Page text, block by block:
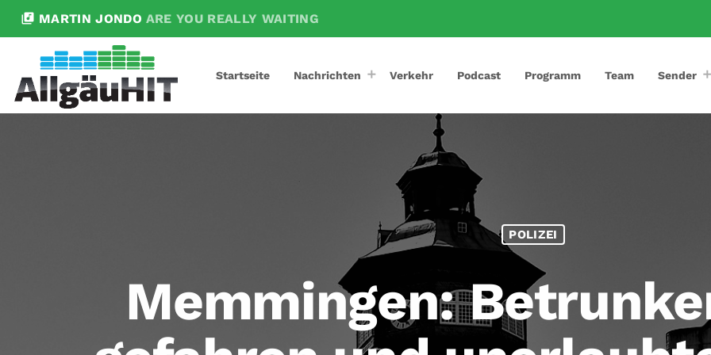
library_music MARTIN JONDO ARE YOU REALLY WAITING
Startseite Nachrichten Verkehr Podcast Programm Team Sender
POLIZEI
Memmingen: